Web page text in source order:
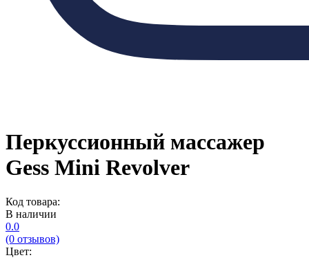
Перкуссионный массажер
Gess Mini Revolver
Код товара:
В наличии
0.0
(0 отзывов)
Цвет: